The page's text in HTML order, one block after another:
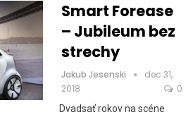
Smart Forease
– Jubileum bez
strechy
Jakub Jesenski
dec 31,
2018
0
Dvadsať rokov na scéne